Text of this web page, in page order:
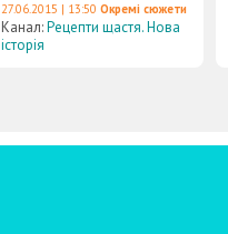
27.06.2015 | 13:50 Окремі сюжети
Канал:Рецепти щастя. Нова
історія